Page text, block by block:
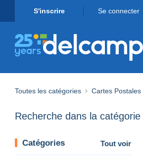
S'inscrire Se connecter
Toutes les catégories Cartes Postales
Recherche dans la catégorie
Catégories Tout voir